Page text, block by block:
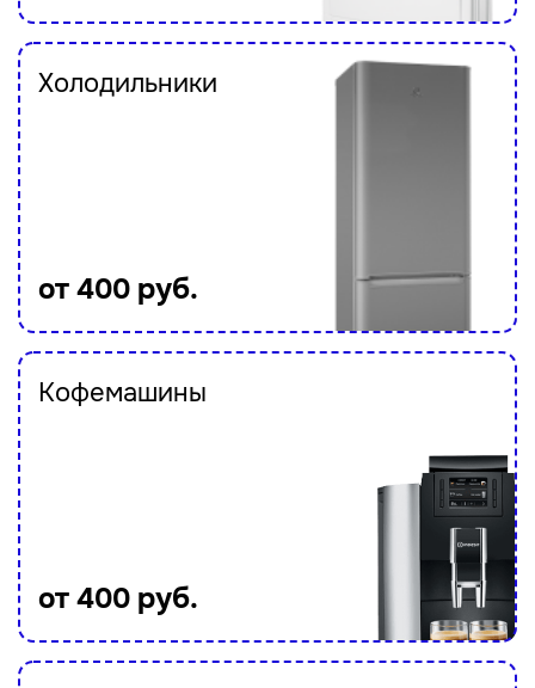
Холодильники
от 400 руб.
Кофемашины
от 400 руб.